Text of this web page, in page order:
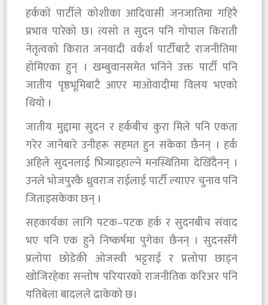
हर्कको पार्टीले कोशीका आदिवासी जनजातिमा गहिरै
प्रभाव पारेको छ। त्यसो त सुदन पनि गोपाल किराती
नेतृत्वको किरात जनवादी वर्कर्श पार्टीबाटै राजनीतिमा
होमिएका हुन् । खम्बुवानसमेत भनिने उक्त पार्टी पनि
जातीय पृष्ठभूमिबाटै आएर माओवादीमा विलय भएको
थियो ।
जातीय मुद्दामा सुदन र हर्कबीच कुरा मिले पनि एकता
गरेर जानेबारे उनीहरू सहमत हुन सकेका छैनन् । हर्क
अहिले सुदनलाई भित्र्याइहाल्ने मनस्थितिमा देखिँदैनन् ।
उनले भोजपुरकै ध्रुवराज राईलाई पार्टी ल्याएर चुनाव पनि
जिताइसकेका छन् ।
सहकार्यका लागि पटक–पटक हर्क र सुदनबीच संवाद
भए पनि एक हुने निष्कर्षमा पुगेका छैनन् । सुदनसँगै
प्रलोपा छोडेकी ओजस्वी भट्टराई र प्रलोपा छाड्न
खोजिरहेका सन्तोष परियारको राजनीतिक करिअर पनि
यतिबेला बादलले ढाकेको छ।